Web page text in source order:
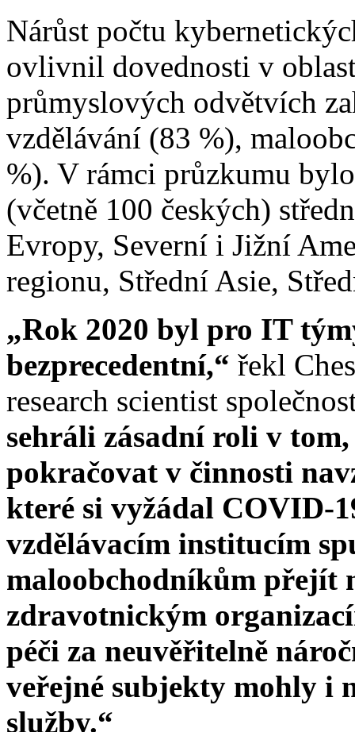
Nárůst počtu
ovlivnil dovednosti v
průmyslových odvětvích
vzdělávání (83 %),
%). V rámci průzkumu
(včetně 100 českých)
Evropy, Severní i Jižní
regionu, Střední Asie,
„Rok 2020 byl pro IT
bezprecedentní,“ řekl
research scientist
sehráli zásadní roli v
pokračovat v činnosti
které si vyžádal COVID-
vzdělávacím institucím
maloobchodníkům přejít
zdravotnickým
péči za neuvěřitelně
veřejné subjekty mohly i
služby.“